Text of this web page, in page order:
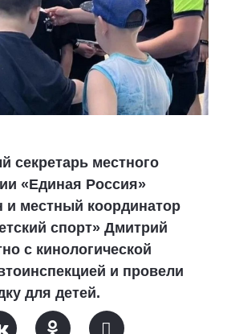
секретарь местного
«Единая Россия»
и местный координатор
спорт» Дмитрий
с кинологической
и провели
для детей.